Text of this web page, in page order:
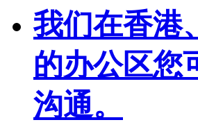
我们在香港
的办公区您
沟通。